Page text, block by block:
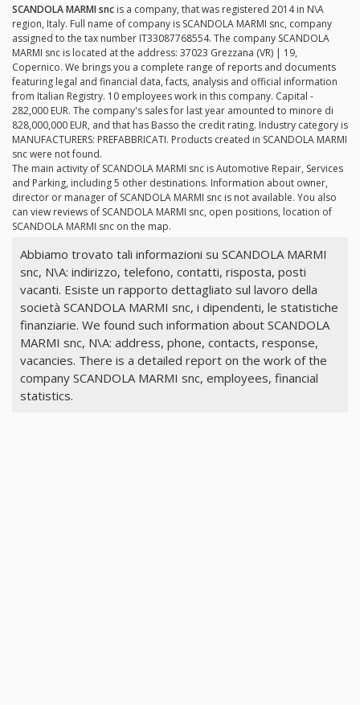
SCANDOLA MARMI snc is a company, that was registered 2014 in N\A
region, Italy. Full name of company is SCANDOLA MARMI snc, company
assigned to the tax number IT33087768554. The company SCANDOLA
MARMI snc is located at the address: 37023 Grezzana (VR) | 19,
Copernico. We brings you a complete range of reports and documents
featuring legal and financial data, facts, analysis and official information
from Italian Registry. 10 employees work in this company. Capital -
282,000 EUR. The company's sales for last year amounted to minore di
828,000,000 EUR, and that has Basso the credit rating. Industry category is
MANUFACTURERS: PREFABBRICATI. Products created in SCANDOLA MARMI
snc were not found.
The main activity of SCANDOLA MARMI snc is Automotive Repair, Services
and Parking, including 5 other destinations. Information about owner,
director or manager of SCANDOLA MARMI snc is not available. You also
can view reviews of SCANDOLA MARMI snc, open positions, location of
SCANDOLA MARMI snc on the map.
Abbiamo trovato tali informazioni su SCANDOLA MARMI
snc, N\A: indirizzo, telefono, contatti, risposta, posti
vacanti. Esiste un rapporto dettagliato sul lavoro della
società SCANDOLA MARMI snc, i dipendenti, le statistiche
finanziarie. We found such information about SCANDOLA
MARMI snc, N\A: address, phone, contacts, response,
vacancies. There is a detailed report on the work of the
company SCANDOLA MARMI snc, employees, financial
statistics.